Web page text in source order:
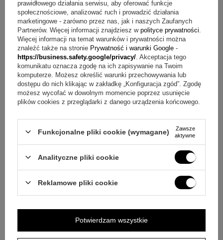
Etui (wnętrze): miękkim welurem
Wymiary etui: 165 x 29 mm
Szerokość wnętrza etui (bez ścianek): 23 mm
Grawer na korpusie: około 30 znaków, w kolorze żółtym
Grawer na etui: z przodu na metalowej części ( 4 linie po 15
znaków maksymalnie )
W skład zestawu wchodzi
IM Pióro Wieczne Dark Espresso CT
grawer na korpusie ( około 30 znaków, w kolorze żółtym )
niebieski nabój
grawer na etui z przodu na metalowej części ( 4 linie po 15
znaków maksymalnie )
gwarancja producenta - 2 lata
Najczęściej zadawane pytania o grawer na korpusie i etui
Jak wykonywany jest grawer?
prawidłowego działania serwisu, aby oferować funkcje
społecznościowe, analizować ruch i prowadzić działania
marketingowe - zarówno przez nas, jak i naszych Zaufanych
Partnerów. Więcej informacji znajdziesz w polityce prywatności
Więcej informacji na temat warunków i prywatności można
znaleźć także na stronie Prywatność i warunki Google -
https://business.safety.google/privacy/ . Akceptacja tego
komunikatu oznacza zgodę na ich zapisywanie na Twoim
komputerze. Możesz określić warunki przechowywania lub
dostępu do nich klikając w zakładkę „Konfiguracja zgód”. Zgodę
możesz wycofać w dowolnym momencie poprzez usunięcie
plików cookies z przeglądarki z danego urządzenia końcowego.
Funkcjonalne pliki cookie (wymagane)
Zawsze
aktywne
Analityczne pliki cookie
Reklamowe pliki cookie
Potwierdzam wszystkie